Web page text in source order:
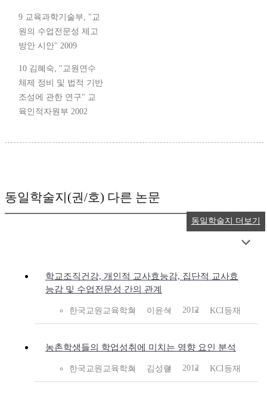
9 교육과학기술부, "교
원의 수업전문성 제고
방안 시안" 2009
10 김혜숙, "교원연수
체제 정비 및 법적 기반
조성에 관한 연구" 교
육인적자원부 2002
동일학술지(권/호) 다른 논문
학교조직건강, 개인적 교사효능감, 집단적 교사효
능감 및 수업전문성 간의 관계
한국교원교육학회 이윤식 2012 KCI등재
농촌학생들의 학업성취에 미치는 영향 요인 분석
한국교원교육학회 김성렬 2012 KCI등재
동일학술지 더보기